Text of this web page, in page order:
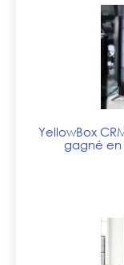
YellowBox
gagné en